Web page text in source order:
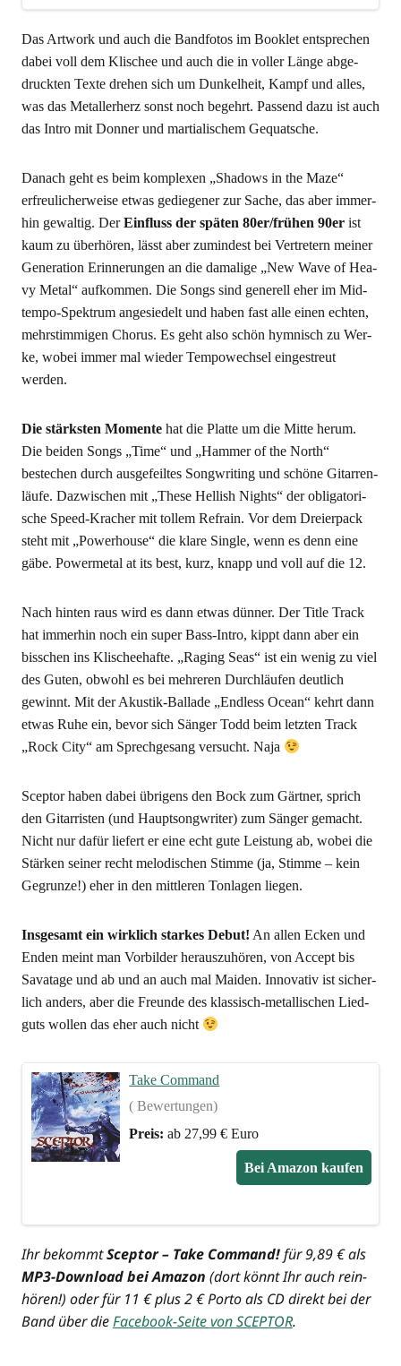
Das Art­work und auch die Band­fo­tos im Book­let ent­spre­chen
dabei voll dem Kli­schee und auch die in vol­ler Län­ge abge­
druck­ten Tex­te dre­hen sich um Dun­kel­heit, Kampf und alles,
was das Metall­er­herz sonst noch begehrt. Pas­send dazu ist auch
das Intro mit Don­ner und mar­tia­li­schem Gequatsche.
Danach geht es beim kom­ple­xen „Shadows in the Maze“
erfreu­li­cher­wei­se etwas gedie­ge­ner zur Sache, das aber immer­
hin gewal­tig. DerEin­fluss der spä­ten 80er/frühen 90er ist
kaum zu über­hö­ren, lässt aber zumin­dest bei Ver­tre­tern mei­ner
Gene­ra­ti­on Erin­ne­run­gen an die dama­li­ge „New Wave of Hea­
vy Metal“ auf­kom­men. Die Songs sind gene­rell eher im Mid­
tem­po-Spek­trum ange­sie­delt und haben fast alle einen ech­ten,
mehr­stim­mi­gen Cho­rus. Es geht also schön hym­nisch zu Wer­
ke, wobei immer mal wie­der Tem­po­wech­sel ein­ge­streut
werden.
Die stärks­ten Momen­tehat die Plat­te um die Mit­te her­um.
Die bei­den Songs „Time“ und „Ham­mer of the North“
bestechen durch aus­ge­feil­tes Song­wri­ting und schö­ne Gitar­ren­
läu­fe. Dazwi­schen mit „The­se Hel­lish Nights“ der obli­ga­to­ri­
sche Speed-Kra­cher mit tol­lem Refrain. Vor dem Drei­er­pack
steht mit „Power­house“ die kla­re Sin­gle, wenn es denn eine
gäbe. Power­me­tal at its best, kurz, knapp und voll auf die 12.
Nach hin­ten raus wird es dann etwas dün­ner. Der Title Track
hat immer­hin noch ein super Bass-Intro, kippt dann aber ein
biss­chen ins Kli­schee­haf­te. „Raging Seas“ ist ein wenig zu viel
des Guten, obwohl es bei meh­re­ren Durch­läu­fen deut­lich
gewinnt. Mit der Akus­tik-Bal­la­de „End­less Oce­an“ kehrt dann
etwas Ruhe ein, bevor sich Sän­ger Todd beim letz­ten Track
„Rock City“ am Sprech­ge­sang ver­sucht. Naja
Scep­tor haben dabei übri­gens den Bock zum Gärt­ner, sprich
den Gitar­ris­ten (und Haupt­song­wri­ter) zum Sän­ger gemacht.
Nicht nur dafür lie­fert er eine echt gute Leis­tung ab, wobei die
Stär­ken sei­ner recht melo­di­schen Stim­me (ja, Stim­me – kein
Gegrun­ze!) eher in den mitt­le­ren Ton­la­gen liegen.
Ins­ge­samt ein wirk­lich star­kes Debut! An allen Ecken und
Enden meint man Vor­bil­der her­aus­zu­hö­ren, von Accept bis
Savatage und ab und an auch mal Mai­den. Inno­va­tiv ist sicher­
lich anders, aber die Freun­de des klas­sisch-metal­li­schen Lied­
guts wol­len das eher auch nicht
Take Com­mand
( Bewertungen)
Preis: ab 27,99 € Euro
Bei Ama­zon kaufen
Ihr bekommtScep­tor – Take Com­mand!für 9,89 € als
MP3-Down­load bei Ama­zon (dort könnt Ihr auch rein­
hö­ren!) oder für 11 € plus 2 € Por­to als CD direkt bei der
Band über dieFace­book-Sei­te von SCEPTOR.